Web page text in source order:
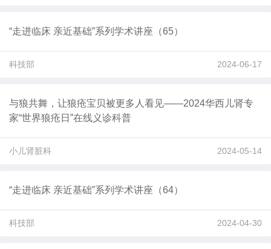
“走进临床 亲近基础”系列学术讲座（65）
科技部 2024-06-17
与狼共舞，让狼疮宝贝被更多人看见——2024华西儿肾专
家“世界狼疮日”在线义诊科普
小儿肾脏科 2024-05-14
“走进临床 亲近基础”系列学术讲座（64）
科技部 2024-04-30